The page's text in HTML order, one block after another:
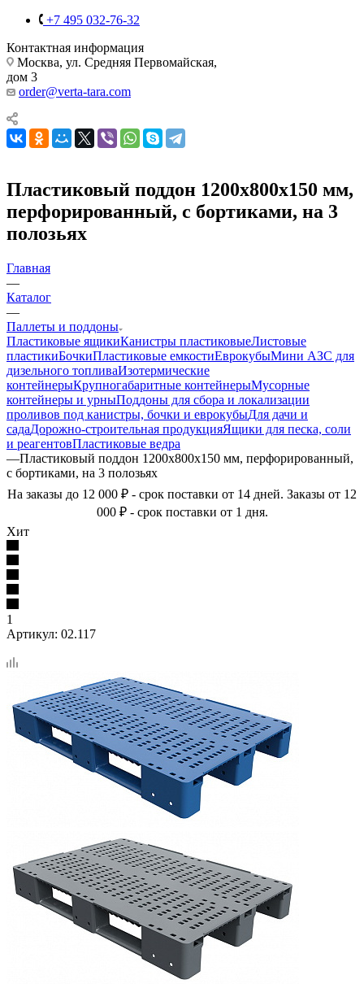
+7 495 032-76-32
Контактная информация
Москва, ул. Средняя Первомайская,
дом 3
order@verta-tara.com
Пластиковый поддон 1200х800х150 мм,
перфорированный, с бортиками, на 3
полозьях
Главная
—
Каталог
—
Паллеты и поддоны
Пластиковые ящикиКанистры пластиковыеЛистовые
пластикиБочкиПластиковые емкостиЕврокубыМини АЗС для
дизельного топливаИзотермические
контейнерыКрупногабаритные контейнерыМусорные
контейнеры и урныПоддоны для сбора и локализации
проливов под канистры, бочки и еврокубыДля дачи и
садаДорожно-строительная продукцияЯщики для песка, соли
и реагентовПластиковые ведра
—Пластиковый поддон 1200х800х150 мм, перфорированный,
с бортиками, на 3 полозьях
На заказы до 12 000 ₽ - срок поставки от 14 дней. Заказы от 12
000 ₽ - срок поставки от 1 дня.
Хит
1
Артикул: 02.117